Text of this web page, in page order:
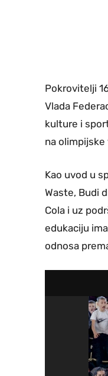
Pokrovitelji
Vlada
kulture i
na
Kao uvod u
Waste, Budi
Cola i uz
edukaciju
odnosa